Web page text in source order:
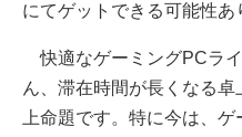
にてゲットできる可能性あ
快適なゲーミングPCラ
ん、滞在時間が長くなる
上命題です。特に今は、